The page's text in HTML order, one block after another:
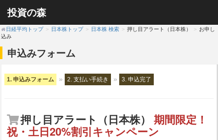
投資の森
日経平均トップ 日本株トップ 日本株 検索 押し目アラート（日本株）
お申し
込み
申込みフォーム
1. 申込みフォーム 2. 支払い手続き 3. 申込完了
押し目アラート（日本株）期間限定！
祝・土日20%割引キャンペーン